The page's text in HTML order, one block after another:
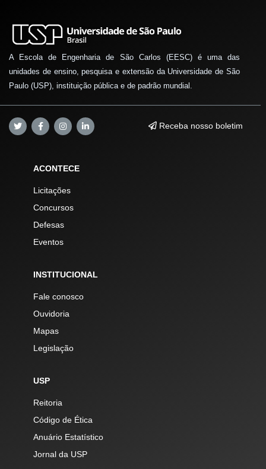
A Escola de Engenharia de São Carlos (EESC) é uma das
unidades de ensino, pesquisa e extensão da Universidade de São
Paulo (USP), instituição pública e de padrão mundial.
Receba nosso boletim
ACONTECE
Licitações
Concursos
Defesas
Eventos
INSTITUCIONAL
Fale conosco
Ouvidoria
Mapas
Legislação
USP
Reitoria
Código de Ética
Anuário Estatístico
Jornal da USP